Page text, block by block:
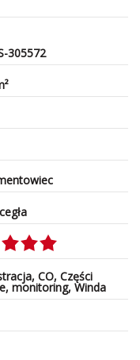
305572
CO, Części
monitoring, Winda